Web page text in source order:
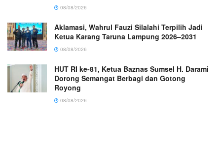
08/08/2026
Aklamasi, Wahrul Fauzi Silalahi Terpilih Jadi
Ketua Karang Taruna Lampung 2026–2031
08/08/2026
HUT RI ke-81, Ketua Baznas Sumsel H. Darami
Dorong Semangat Berbagi dan Gotong
Royong
08/08/2026